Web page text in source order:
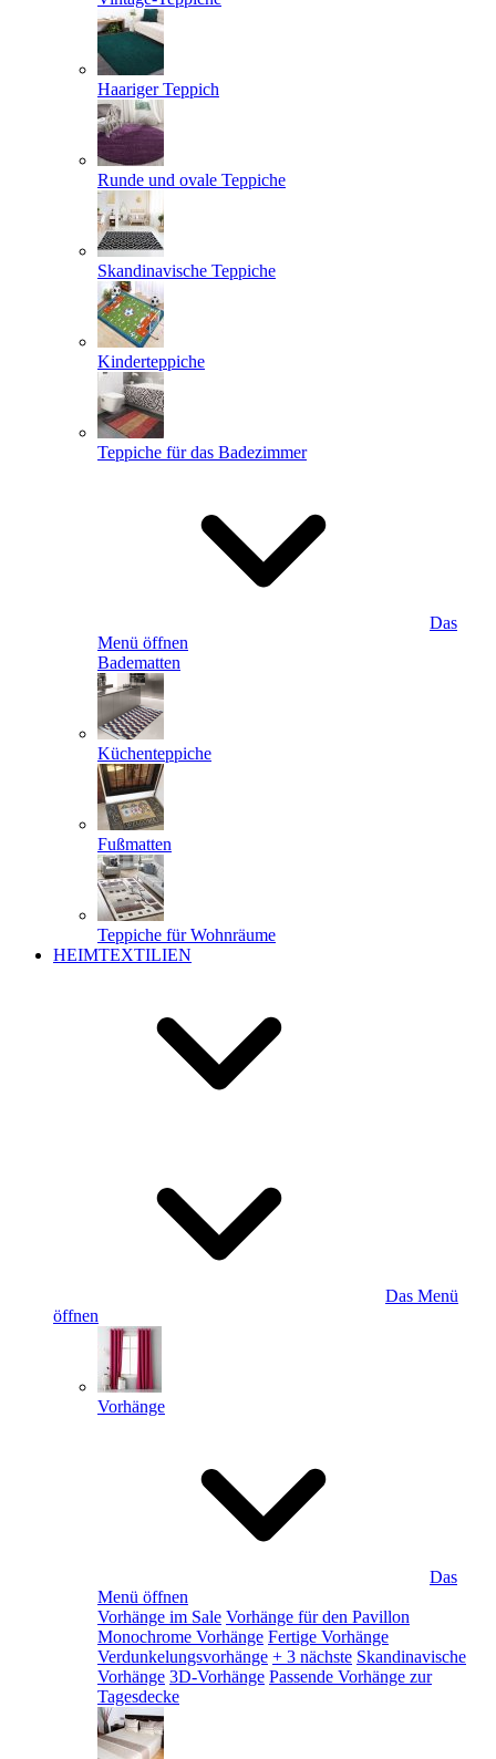
Haariger Teppich
Runde und ovale Teppiche
Skandinavische Teppiche
Kinderteppiche
Teppiche für das Badezimmer
Das
Menü öffnen
Badematten
Küchenteppiche
Fußmatten
Teppiche für Wohnräume
HEIMTEXTILIEN
Das Menü
öffnen
Vorhänge
Das
Menü öffnen
Vorhänge im Sale Vorhänge für den Pavillon
Monochrome Vorhänge Fertige Vorhänge
Verdunkelungsvorhänge + 3 nächste Skandinavische
Vorhänge 3D-Vorhänge Passende Vorhänge zur
Tagesdecke